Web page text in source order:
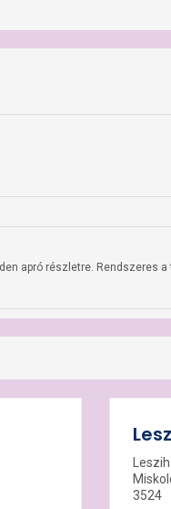
apró részletre. Rendszeres
3524